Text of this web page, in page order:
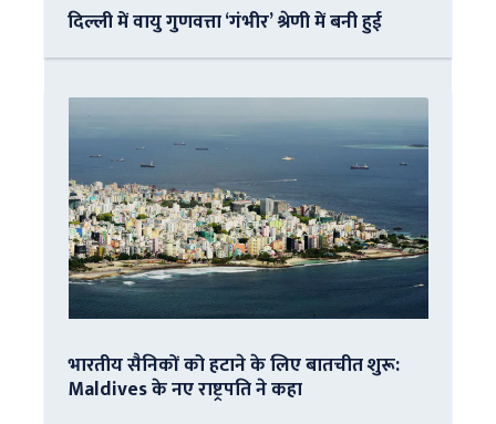
दिल्ली में वायु गुणवत्ता ‘गंभीर’ श्रेणी में बनी हुई
भारतीय सैनिकों को हटाने के लिए बातचीत शुरू:
Maldives के नए राष्ट्रपति ने कहा